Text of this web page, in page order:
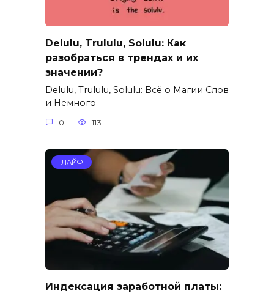
Delulu, Trululu, Solulu: Как
разобраться в трендах и их
значении?
Delulu, Trululu, Solulu: Всё о Магии Слов
и Немного
0 113
ЛАЙФ
Индексация заработной платы: